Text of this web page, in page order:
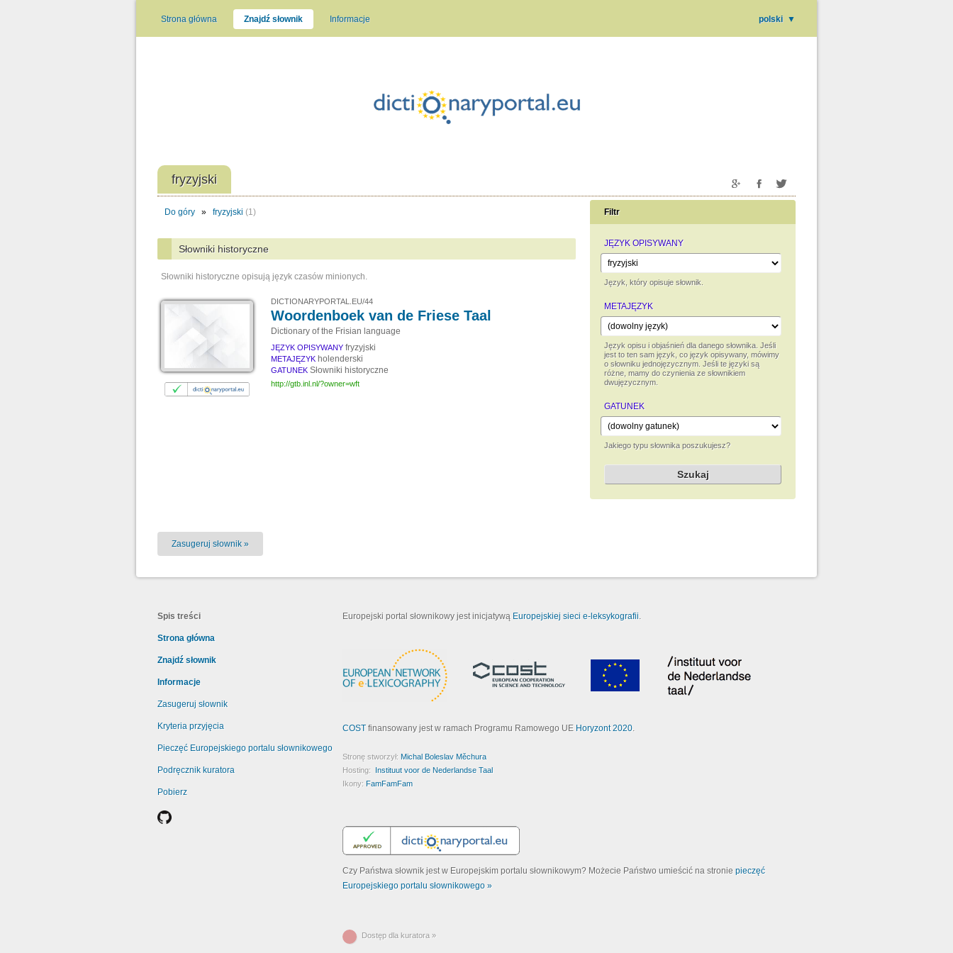
Strona główna Znajdź słownik Informacje polski ▼
fryzyjski
Filtr
JĘZYK OPISYWANY
Język, który opisuje słownik.
METAJĘZYK
Język opisu i objaśnień dla danego słownika. Jeśli
jest to ten sam język, co język opisywany, mówimy
o słowniku jednojęzycznym. Jeśli te języki są
różne, mamy do czynienia ze słownikiem
dwujęzycznym.
GATUNEK
Jakiego typu słownika poszukujesz?
Do góry » fryzyjski (1)
Słowniki historyczne
Słowniki historyczne opisują język czasów minionych.
DICTIONARYPORTAL.EU/44
Woordenboek van de Friese Taal
Dictionary of the Frisian language
JĘZYK OPISYWANY fryzyjski
METAJĘZYK holenderski
GATUNEK Słowniki historyczne
http://gtb.inl.nl/?owner=wft
Zasugeruj słownik »
Spis treści
Strona główna
Znajdź słownik
Informacje
Zasugeruj słownik
Kryteria przyjęcia
Pieczęć Europejskiego portalu słownikowego
Podręcznik kuratora
Pobierz
Europejski portal słownikowy jest inicjatywą Europejskiej sieci e-leksykografii.
COSTfinansowany jest w ramach Programu Ramowego UE Horyzont 2020.
Stronę stworzył: Michal Boleslav Měchura
Hosting: Instituut voor de Nederlandse Taal
Ikony: FamFamFam
Czy Państwa słownik jest w Europejskim portalu słownikowym? Możecie Państwo umieścić na stronie pieczęć
Europejskiego portalu słownikowego »
Dostęp dla kuratora »